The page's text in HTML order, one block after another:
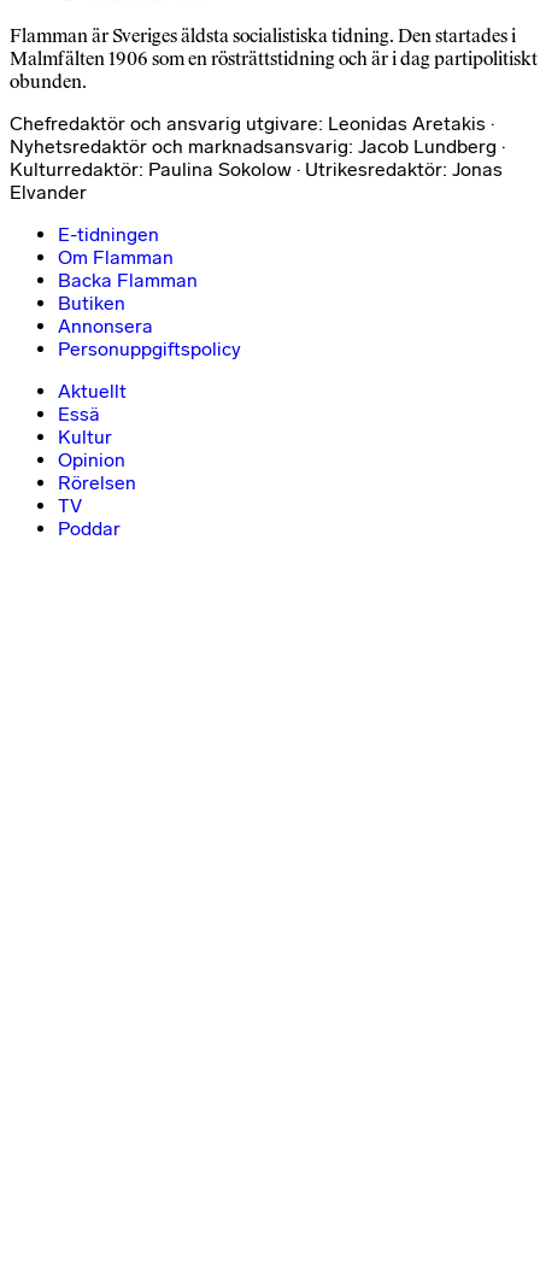
Flamman är Sveriges äldsta socialistiska tidning. Den startades i
Malmfälten 1906 som en rösträttstidning och är i dag partipolitiskt
obunden.
Chefredaktör och ansvarig utgivare: Leonidas Aretakis ·
Nyhetsredaktör och marknadsansvarig: Jacob Lundberg ·
Kulturredaktör: Paulina Sokolow · Utrikesredaktör: Jonas
Elvander
E-tidningen
Om Flamman
Backa Flamman
Butiken
Annonsera
Personuppgiftspolicy
Aktuellt
Essä
Kultur
Opinion
Rörelsen
TV
Poddar